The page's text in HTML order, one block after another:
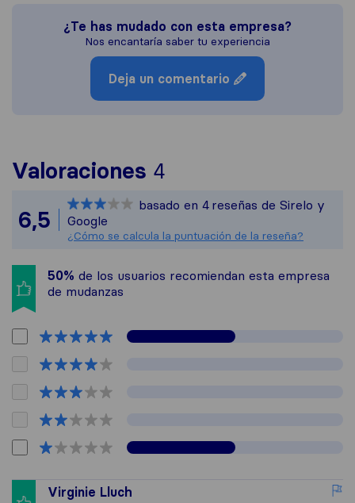
¿Te has mudado con esta empresa?
Nos encantaría saber tu experiencia
Deja un comentario
Valoraciones 4
Todas las reseñas
6,5
basado en 4 reseñas de Sirelo y
Google
¿Cómo se calcula la puntuación de la reseña?
50% de los usuarios recomiendan esta empresa
de mudanzas
Virginie Lluch